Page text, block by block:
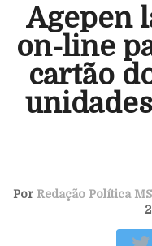
Agepen
on-line
cartão
Por Redação Política